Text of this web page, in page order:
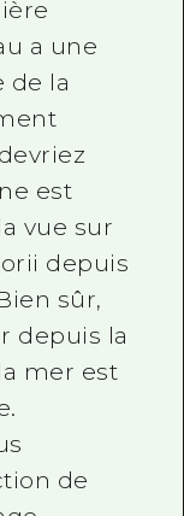
est
le
23 heures
être le
La
et du
a une
de la
est
vue sur
depuis